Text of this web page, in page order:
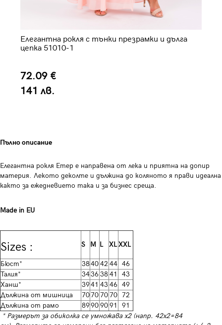
Елегантна рокля с тънки презрамки и дълга
цепка 51010-1
72.09 €
141 лв.
Пълно описание
Елегантна рокля Етер е направена от лека и приятна на допир
материя. Лекото деколте и дължина до коляното я прави идеална
както за ежедневието така и за бизнес среща.
Made in EU
Sizes : S M L XLXXL
Бюст* 38404244 46
Талия*
34363841
43
Ханш*
3941 43 46 49
Дължина от мишница
70707070 72
Дължина от рамо
89909091
91
* Размерът за обиколка се умножава х2 (напр. 42х2=84